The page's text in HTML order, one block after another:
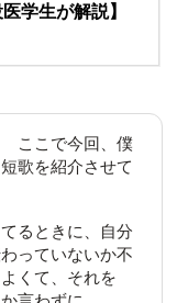
学生が解説】
ここで今回、僕
歌を紹介させて
るときに、自分
っていないか不
くて、それを